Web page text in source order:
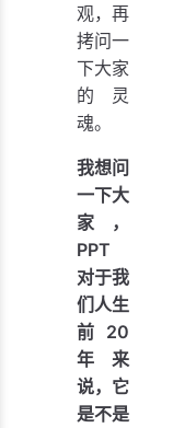
观，再
拷问一
下大家
的灵
魂。
我想问
一下大
家，
PPT
对于我
们人生
前 20
年来
说，它
是不是